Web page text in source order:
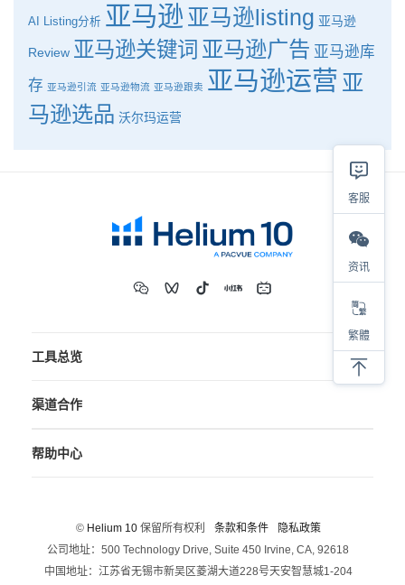
AI Listing分析 亚马逊 亚马逊listing 亚马逊
Review 亚马逊关键词 亚马逊广告 亚马逊库
存 亚马逊引流 亚马逊物流 亚马逊跟卖 亚马逊运营 亚
马逊选品 沃尔玛运营
工具总览
渠道合作
帮助中心
© Helium 10保留所有权利 条款和条件
隐私政策
公司地址：500 Technology Drive, Suite 450 Irvine, CA, 92618
中国地址：江苏省无锡市新吴区菱湖大道228号天安智慧城1-204
客服
资讯
繁體